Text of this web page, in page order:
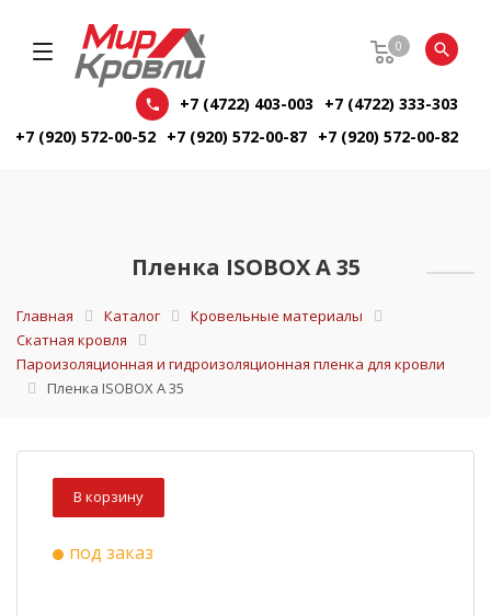
0
+7 (4722) 403-003
+7 (4722) 333-303
+7 (920) 572-00-52 +7 (920) 572-00-87 +7 (920) 572-00-82
Пленка ISOBOX A 35
Главная Каталог
Кровельные материалы
Скатная кровля
Пароизоляционная и гидроизоляционная пленка для кровли
Пленка ISOBOX A 35
В корзину
под заказ